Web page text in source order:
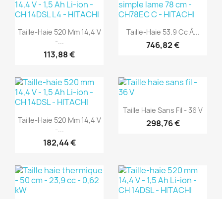
Aperçu rapide
Taille-Haie 520 Mm 14,4 V
-...
113,88 €
(1)
Aperçu rapide
Taille-Haie 53.9 Cc À...
746,82 €
(1)
Aperçu rapide
Taille-Haie 520 Mm 14,4 V
-...
182,44 €
(1)
 Aperçu rapide
Taille Haie Sans Fil - 36 V
298,76 €
(1)